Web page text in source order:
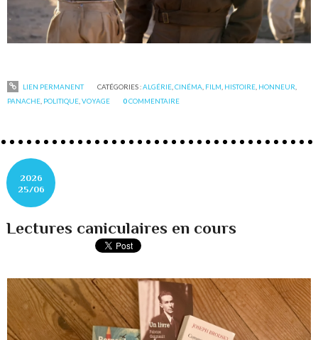
LIEN PERMANENT CATÉGORIES :ALGÉRIE, CINÉMA FILM HISTOIRE, HONNEUR
PANACHE POLITIQUE ,VOYAGE 0COMMENTAIRE
2026
25/06
Lectures caniculaires en cours